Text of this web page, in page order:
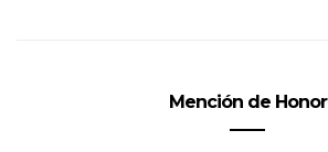
Mención de Honor